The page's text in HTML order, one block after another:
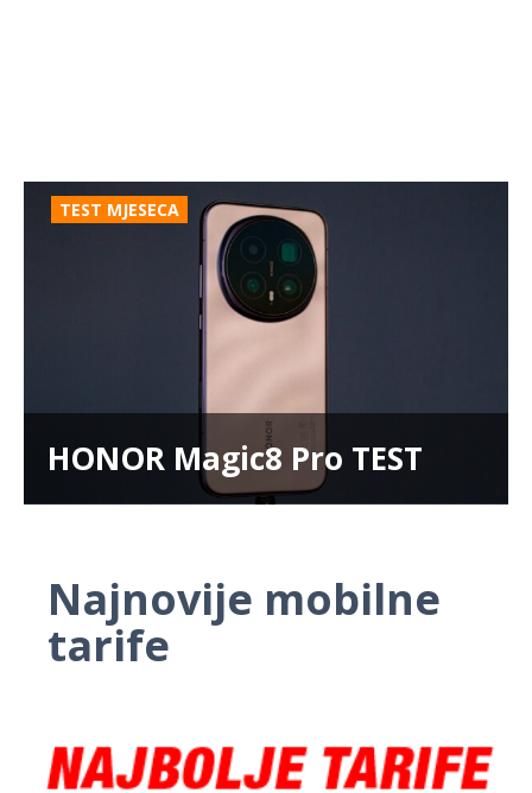
TEST MJESECA
HONOR Magic8 Pro TEST
Najnovije mobilne
tarife